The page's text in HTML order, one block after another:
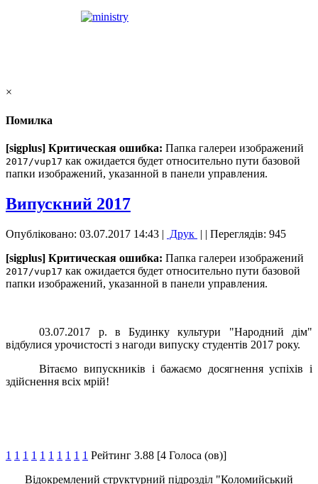
×
Помилка
[sigplus] Критическая ошибка: Папка галереи изображений
2017/vup17 как ожидается будет относительно пути базовой
папки изображений, указанной в панели управления.
Випускний 2017
Опубліковано: 03.07.2017 14:43 | Друк | | Переглядів: 945
[sigplus] Критическая ошибка: Папка галереи изображений
2017/vup17 как ожидается будет относительно пути базовой
папки изображений, указанной в панели управления.
03.07.2017 р. в Будинку культури "Народний дім"
відбулися урочистості з нагоди випуску студентів 2017 року.
Вітаємо випускників і бажаємо досягнення успіхів і
здійснення всіх мрій!
1 1 1 1 1 1 1 1 1 1 Рейтинг 3.88 [4 Голоса (ов)]
Відокремлений структурний підрозділ "Коломийський